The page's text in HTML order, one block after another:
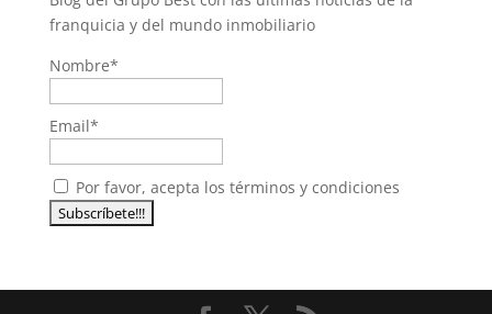
franquicia y del mundo inmobiliario
Nombre*
Email*
Por favor, acepta los términos y condiciones